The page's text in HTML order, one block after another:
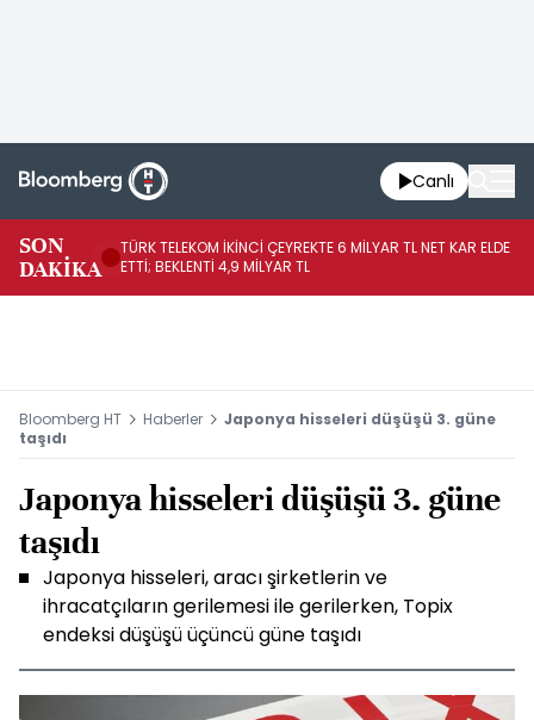
Canlı
SON
DAKİKA
TÜRK TELEKOM İKİNCİ ÇEYREKTE 6 MİLYAR TL NET KAR ELDE
ETTİ; BEKLENTİ 4,9 MİLYAR TL
Bloomberg HT Haberler
Japonya hisseleri düşüşü 3. güne
taşıdı
Japonya hisseleri düşüşü 3. güne
taşıdı
Japonya hisseleri, aracı şirketlerin ve
ihracatçıların gerilemesi ile gerilerken, Topix
endeksi düşüşü üçüncü güne taşıdı